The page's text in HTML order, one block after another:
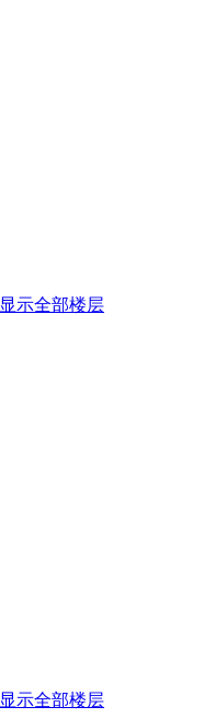
显示全部楼层
显示全部楼层